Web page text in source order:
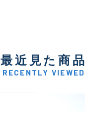
最近見た商品
RECENTLY VIEWED